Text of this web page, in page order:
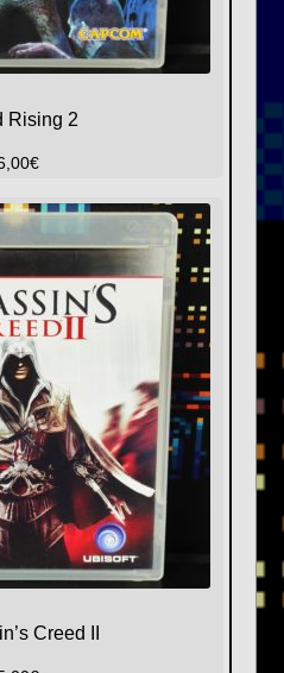
Rising 2
€
Creed II